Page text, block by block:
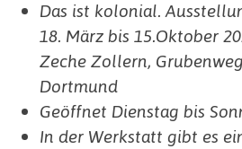
Das ist kolonial.
18. März bis 15.Oktober
Zeche Zollern,
Dortmund
Geöffnet Dienstag bis
In der Werkstatt gibt es